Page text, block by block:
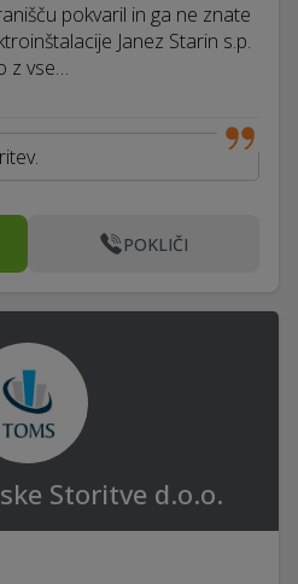
pokvaril in ga ne znate
Janez Starin s.p.
z vse…
POKLIČI
Storitve d.o.o.